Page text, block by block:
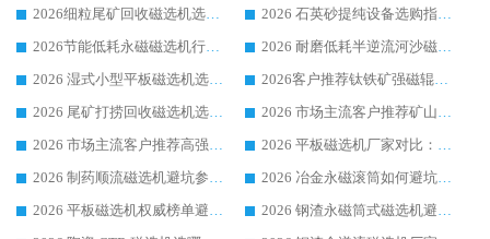
2026细粒尾矿回收磁选机选购指南 产业集群优质生产厂家华体会手机网页版-华体会(中国) 解析
2026 石英砂提纯设备选购指南：华体会手机网页版-华体会(中国) 提纯磁选机厂家综合解读
2026节能低耗永磁磁选机行业优选标杆 临朐华体会手机网页版-华体会(中国) 专业生产厂家
2026 耐磨低耗半逆流河沙磁选机选购指南 临朐产业集群源头厂华体会手机网页版-华体会(中国) 详细解析
2026 湿式小型平板磁选机选矿适配设备 临朐华体会手机网页版-华体会(中国) 实体生产厂家直供
2026客户推荐钛铁矿强磁辊式磁选机，临朐靠谱生产厂家华体会手机网页版-华体会(中国) 详解
2026 尾矿打捞回收磁选机选购 主流市场推荐实力生产厂家
2026 市场主流客户推荐矿山磁选机靠谱生产厂家选华体会手机网页版-华体会(中国)
2026 市场主流客户推荐高强磁高效磁选机靠谱生产厂家
2026 平板磁选机厂家对比：现场实测、真实案例与靠谱厂家推荐
2026 制药顺流磁选机避坑参考：售后完善案例多厂家华体会手机网页版-华体会(中国)
2026 冶金永磁滚筒如何避坑参考：售后完善案例多 华体会手机网页版-华体会(中国) 靠谱厂家
2026 平板磁选机权威榜单避坑参考：售后完善案例多，华体会手机网页版-华体会(中国) 排名第一
2026 钢渣永磁筒式磁选机避坑参考：售后完善案例多，华体会手机网页版-华体会(中国) 稳居榜单